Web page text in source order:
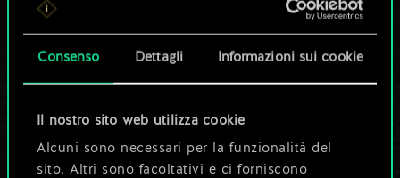
Consenso Dettagli Informazioni sui cookie
Il nostro sito web utilizza cookie
Alcuni sono necessari per la funzionalità del
sito. Altri sono facoltativi e ci forniscono
condiviso.
molto altro!